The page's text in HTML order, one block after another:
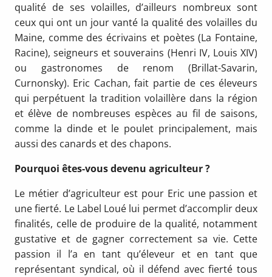
qualité de ses volailles, d’ailleurs nombreux sont
ceux qui ont un jour vanté la qualité des volailles du
Maine, comme des écrivains et poètes (La Fontaine,
Racine), seigneurs et souverains (Henri IV, Louis XIV)
ou gastronomes de renom (Brillat-Savarin,
Curnonsky). Eric Cachan, fait partie de ces éleveurs
qui perpétuent la tradition volaillère dans la région
et élève de nombreuses espèces au fil de saisons,
comme la dinde et le poulet principalement, mais
aussi des canards et des chapons.
Pourquoi êtes-vous devenu agriculteur ?
Le métier d’agriculteur est pour Eric une passion et
une fierté. Le Label Loué lui permet d’accomplir deux
finalités, celle de produire de la qualité, notamment
gustative et de gagner correctement sa vie. Cette
passion il l’a en tant qu’éleveur et en tant que
représentant syndical, où il défend avec fierté tous